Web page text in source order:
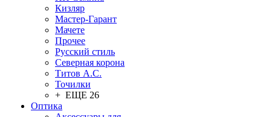
Кизляр
Мастер-Гарант
Мачете
Прочее
Русский стиль
Северная корона
Титов А.С.
Точилки
+ ЕЩЕ 26
Оптика